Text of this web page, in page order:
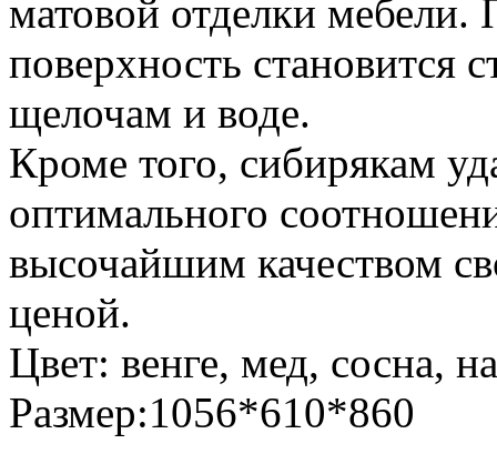
матовой отделки мебели.
поверхность становится
щелочам и воде.
Кроме того, сибирякам
оптимального
высочайшим качеством
ценой.
Цвет: венге, мед, сосна,
Размер:1056*610*860